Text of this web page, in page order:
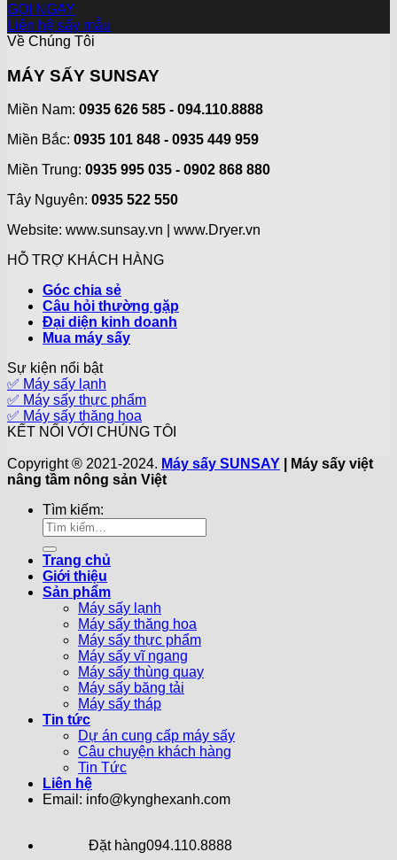
GỌI NGAY
Liên hệ sấy mẫu
Về Chúng Tôi
MÁY SẤY SUNSAY
Miền Nam: 0935 626 585 - 094.110.8888
Miền Bắc: 0935 101 848 - 0935 449 959
Miền Trung: 0935 995 035 - 0902 868 880
Tây Nguyên: 0935 522 550
Website: www.sunsay.vn | www.Dryer.vn
HỖ TRỢ KHÁCH HÀNG
Góc chia sẻ
Câu hỏi thường gặp
Đại diện kinh doanh
Mua máy sấy
Sự kiện nổi bật
✅ Máy sấy lạnh
✅ Máy sấy thực phẩm
✅ Máy sấy thăng hoa
KẾT NỐI VỚI CHÚNG TÔI
Copyright ® 2021-2024. Máy sấy SUNSAY | Máy sấy việt
nâng tầm nông sản Việt
Tìm kiếm:
Trang chủ
Giới thiệu
Sản phẩm
Máy sấy lạnh
Máy sấy thăng hoa
Máy sấy thực phẩm
Máy sấy vĩ ngang
Máy sấy thùng quay
Máy sấy băng tải
Máy sấy tháp
Tin tức
Dự án cung cấp máy sấy
Câu chuyện khách hàng
Tin Tức
Liên hệ
Email: info@kynghexanh.com
Đặt hàng094.110.8888